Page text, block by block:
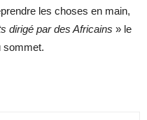
les choses en main,
dirigé par des Africains » le
sommet.